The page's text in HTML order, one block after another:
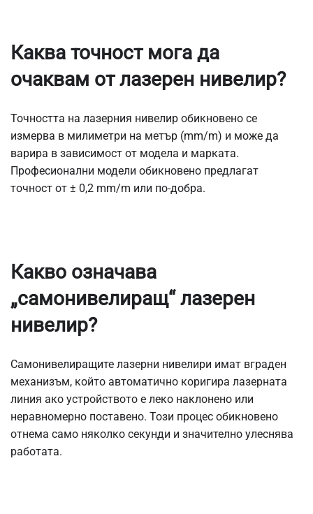
Каква точност мога да
очаквам от лазерен нивелир?
Точността на лазерния нивелир обикновено се
измерва в милиметри на метър (mm/m) и може да
варира в зависимост от модела и марката.
Професионални модели обикновено предлагат
точност от ± 0,2 mm/m или по-добра.
Какво означава
„самонивелиращ“ лазерен
нивелир?
Самонивелиращите лазерни нивелири имат вграден
механизъм, който автоматично коригира лазерната
линия ако устройството е леко наклонено или
неравномерно поставено. Този процес обикновено
отнема само няколко секунди и значително улеснява
работата.